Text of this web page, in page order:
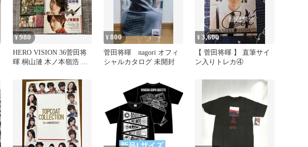
¥980
HERO VISION 36菅田将
暉 桐山漣 木ノ本嶺浩 切
¥800
菅田将暉 nagori オフィ
シャルカタログ 未開封
¥3,600
【 菅田将暉 】 直筆サイ
ン入りトレカ④